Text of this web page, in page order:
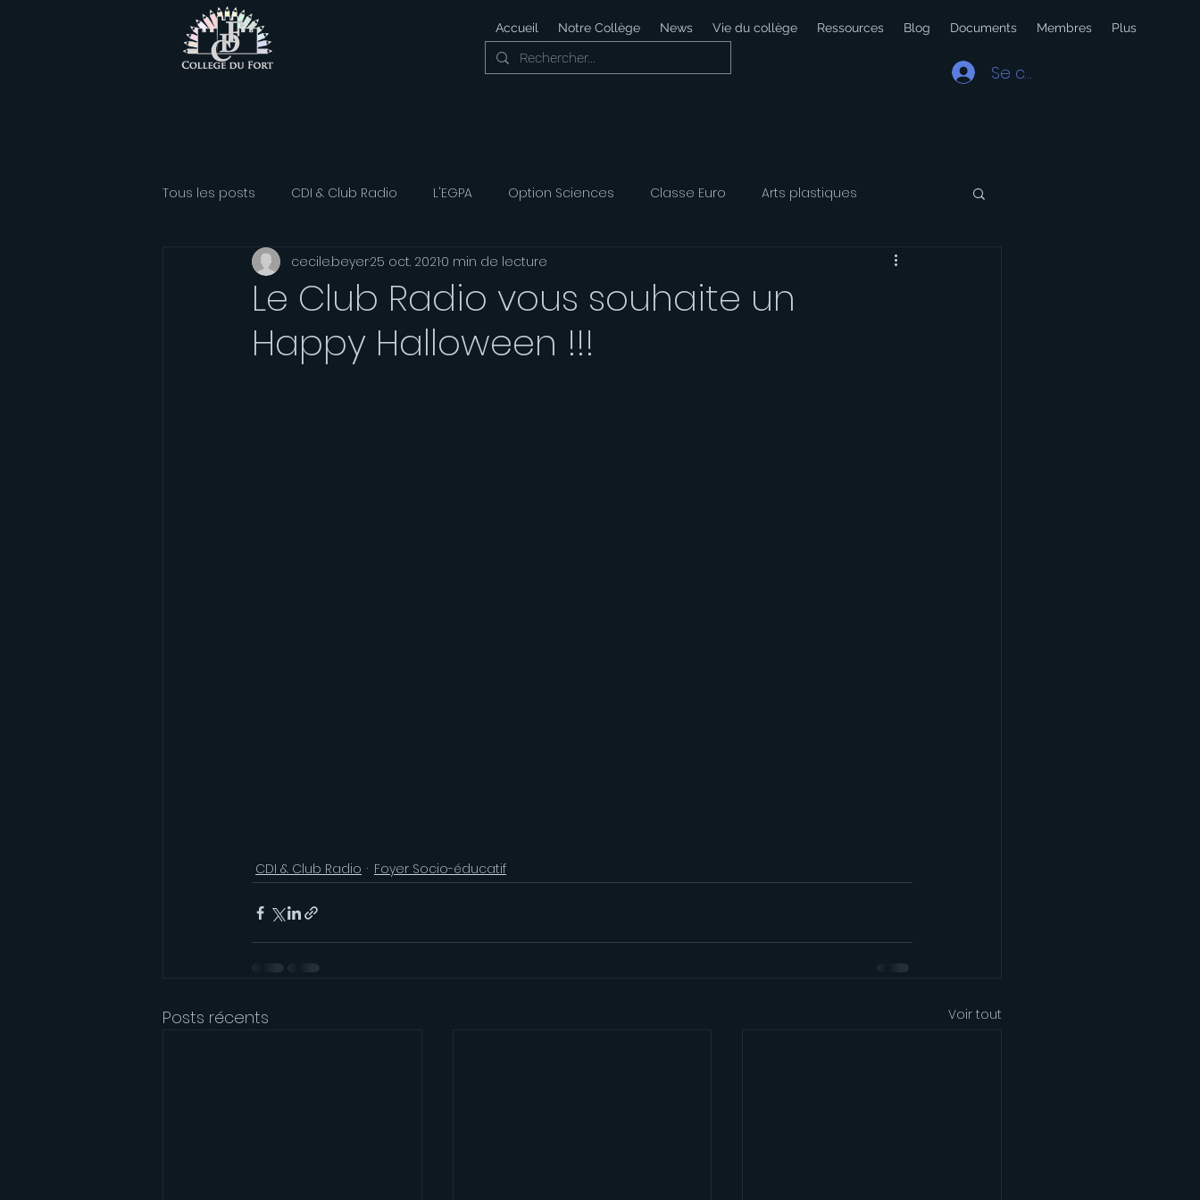
Accueil Notre Collège News Vie du collège Ressources Blog Documents Membres Plus
Se connecter
Tous les posts CDI & Club Radio L'EGPA Option Sciences Classe Euro Arts plastiques
Classe Athlétisme Option Développement Durable Voyage
Association sportive Français Option Musique
Le Club Radio vous souhaite un
Happy Halloween !!!
cecile.beyer25 oct. 20210 min de lecture
CDI & Club Radio Foyer Socio-éducatif
Posts récents Voir tout